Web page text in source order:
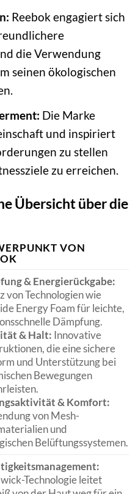
Reebok engagiert sich
die Verwendung
seinen ökologischen
Die Marke
und inspiriert
zu stellen
zu erreichen.
Übersicht über die
VON
& Energierückgabe:
von Technologien wie
Energy Foam für leichte,
Dämpfung.
& Halt: Innovative
die eine sichere
und Unterstützung bei
Bewegungen
& Komfort:
von Mesh-
und
Belüftungssystemen.
Technologie leitet